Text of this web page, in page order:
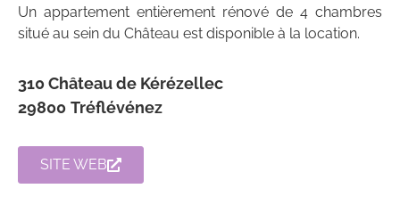
Un appartement entièrement rénové de 4 chambres
situé au sein du Château est disponible à la location.
310 Château de Kérézellec
29800 Tréflévénez
SITE WEB